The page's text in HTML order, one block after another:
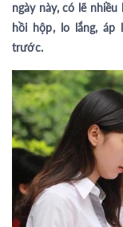
ngày này, có lẽ
hồi hộp, lo lắng, áp
trước.